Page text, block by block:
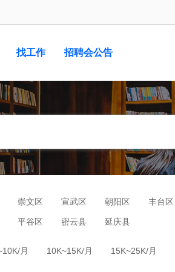
找工作 招聘会公告
崇文区 宣武区 朝阳区 丰台区
平谷区 密云县 延庆县
月 10K~15K/月 15K~25K/月